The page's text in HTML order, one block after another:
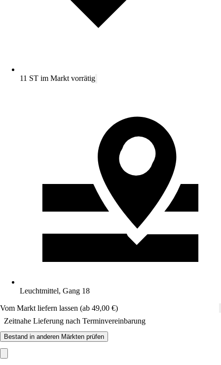
11 ST im Markt vorrätig
Leuchtmittel, Gang 18
Vom Markt liefern lassen (ab 49,00 €)
Zeitnahe Lieferung nach Terminvereinbarung
Bestand in anderen Märkten prüfen